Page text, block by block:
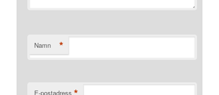
Namn *
E-postadress